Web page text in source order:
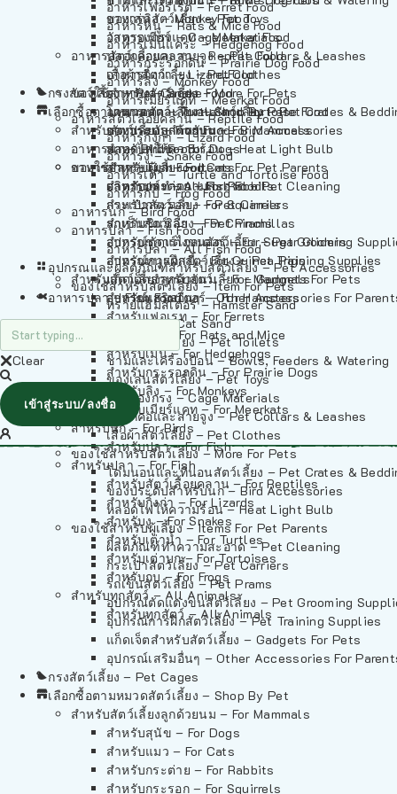
อาหารเฟอร์เร็ต – Ferret Food
อาหารหนู – Rats & Mice Food
อาหารเม่นแคระ – Hedgehog Food
อาหารกระรอกดิน – Prairie Dog Food
อาหารลิง – Monkey Food
อาหารเมียร์แคท – Meerkat Food
อาหารสัตว์เลี้อยคลาน – Reptile Food
อาหารกิ้งก่า – Lizard Food
อาหารงู – Snake Food
อาหารเต่า – Turtle and Tortoise Food
อาหารกบ – Frog Food
อาหารนก – Bird Food
อาหารปลา – Fish Food
อาหารปลา – All Fish Food
อุปกรณและผลิตภัณฑ์สำหรับสัตว์เลี้ยง – Pet Accessories
ของใช้สำหรับสัตว์เลี้ยง – Item For Pets
ทรายแฮมสเตอร์ – Hamster Sand
ทรายแมว – Cat Sand
ห้องน้ำสัตว์เลี้ยง – Pet Toilets
ชามและเครื่องป้อน – Bowls, Feeders & Watering
ของเล่นสัตว์เลี้ยง – Pet Toys
วัสดุรองกรง – Cage Materials
ปลอกคอและสายจูง – Pet Collars & Leashes
เสื้อผ้าสัตว์เลี้ยง – Pet Clothes
ของใช้สำหรับสัตว์เลี้ยง – More For Pets
โดมนอนและที่นอนสัตว์เลี้ยง – Pet Crates &
ของประดับสำหรับนก – Bird Accessories
หลอดไฟให้ความร้อน – Heat Light Bulb
ของใช้สำหรับผู้เลี้ยง – Items For Pet Parents
ผลิตภัณฑ์ทำความสะอาด – Pet Cleaning
กระเป๋าสัตว์เลี้ยง – Pet Carriers
รถเข็นสัตว์เลี้ยง – Pet Prams
อุปกรณ์ตัดแต่งขนสัตว์เลี้ยง – Pet Grooming
อุปกรณ์การฝึกสัตว์เลี้ยง – Pet Training Supplies
แก็ดเจ็ตสำหรับสัตว์เลี้ยง – Gadgets For Pets
อุปกรณ์เสริมอื่นๆ – Other Accessories For
กรงสัตว์เลี้ยง – Pet Cages
เลือกซื้อตามหมวดสัตว์เลี้ยง – Shop By Pet
สำหรับสัตว์เลี้ยงลูกด้วยนม – For Mammals
สำหรับสุนัข – For Dogs
สำหรับแมว – For Cats
สำหรับกระต่าย – For Rabbits
สำหรับกระรอก – For Squirrels
อาหารลิง – Monkey Food
อาหารเมียร์แคท – Meerkat Food
อาหารสัตว์เลี้อยคลาน – Reptile Food
อาหารกิ้งก่า – Lizard Food
อาหารงู – Snake Food
อาหารเต่า – Turtle and Tortoise Food
อาหารกบ – Frog Food
อาหารนก – Bird Food
อาหารปลา – Fish Food
อาหารปลา – All Fish Food
ของเล่นสัตว์เลี้ยง – Pet Toys
วัสดุรองกรง – Cage Materials
ปลอกคอและสายจูง – Pet Collars & Leashes
เสื้อผ้าสัตว์เลี้ยง – Pet Clothes
ของใช้สำหรับสัตว์เลี้ยง – More For Pets
โดมนอนและที่นอนสัตว์เลี้ยง – Pet Crates &
ของประดับสำหรับนก – Bird Accessories
หลอดไฟให้ความร้อน – Heat Light Bulb
ของใช้สำหรับผู้เลี้ยง – Items For Pet Parents
ผลิตภัณฑ์ทำความสะอาด – Pet Cleaning
กระเป๋าสัตว์เลี้ยง – Pet Carriers
รถเข็นสัตว์เลี้ยง – Pet Prams
อุปกรณ์ตัดแต่งขนสัตว์เลี้ยง – Pet Grooming
อุปกรณ์การฝึกสัตว์เลี้ยง – Pet Training Supplies
แก็ดเจ็ตสำหรับสัตว์เลี้ยง – Gadgets For Pets
อุปกรณ์เสริมอื่นๆ – Other Accessories For
กรงสัตว์เลี้ยง – Pet Cages
เลือกซื้อตามหมวดสัตว์เลี้ยง – Shop By Pet
สำหรับสัตว์เลี้ยงลูกด้วยนม – For Mammals
สำหรับสุนัข – For Dogs
สำหรับแมว – For Cats
สำหรับกระต่าย – For Rabbits
สำหรับกระรอก – For Squirrels
สำหรับชินชิล่า – For Chinchillas
สำหรับชูการ์ไกลเดอร์ – For Sugar Gliders
สำหรับหนูแกสบี้ – For Guinea Pigs
สำหรับสัตว์เลี้ยงลูกด้วยนม – For Mammals
สำหรับแฮมสเตอร์ – For Hamsters
สำหรับเฟอเรท – For Ferrets
สำหรับหนู – For Rats and Mice
สำหรับเม่น – For Hedgehogs
สำหรับกระรอกดิน – For Prairie Dogs
สำหรับลิง – For Monkeys
สำหรับเมียร์แคท – For Meerkats
สำหรับนก – For Birds
สำหรับปลา – For Fish
สำหรับปลา – For Fish
สำหรับสัตว์เลื้อยคลาน – For Reptiles
สำหรับกิ้งก่า – For Lizards
สำหรับงู – For Snakes
สำหรับเต่าน้ำ – For Turtles
สำหรับเต่าบก – For Tortoises
สำหรับกบ – For Frogs
สำหรับทุกสัตว์ – All Animals
สำหรับทุกสัตว์ – All Animals
อาหารปลา – Fish Food
Clear
เข้าสู่ระบบ/ลงชื่อ